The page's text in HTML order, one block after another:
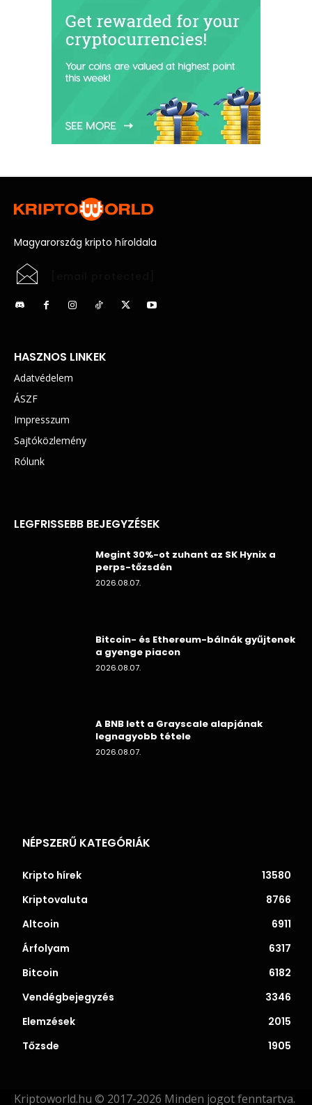
Magyarország kripto híroldala
HASZNOS LINKEK
Adatvédelem
ÁSZF
Impresszum
Sajtóközlemény
Rólunk
LEGFRISSEBB BEJEGYZÉSEK
Megint 30%-ot zuhant az SK Hynix a
perps-tőzsdén
2026.08.07.
Bitcoin- és Ethereum-bálnák gyűjtenek
a gyenge piacon
2026.08.07.
A BNB lett a Grayscale alapjának
legnagyobb tétele
2026.08.07.
NÉPSZERŰ KATEGÓRIÁK
Kripto hírek
13580
Kriptovaluta
8766
Altcoin
6911
Árfolyam
6317
Bitcoin
6182
Vendégbejegyzés
3346
Elemzések
2015
Tőzsde
1905
Kriptoworld.hu © 2017-2026 Minden jogot fenntartva.